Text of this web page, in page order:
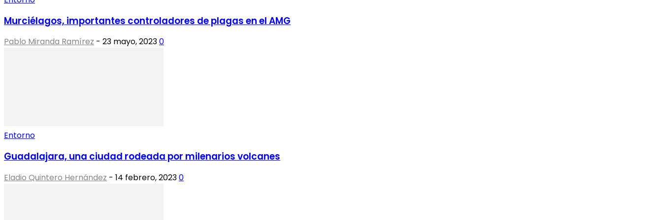
Murciélagos, importantes controladores de plagas en el AMG
Pablo Miranda Ramírez - 23 mayo, 20230
Entorno
Guadalajara, una ciudad rodeada por milenarios volcanes
Eladio Quintero Hernández - 14 febrero, 20230